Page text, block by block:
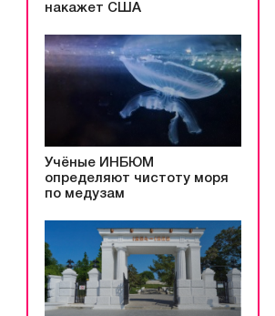
накажет США
Учёные ИНБЮМ
определяют чистоту моря
по медузам